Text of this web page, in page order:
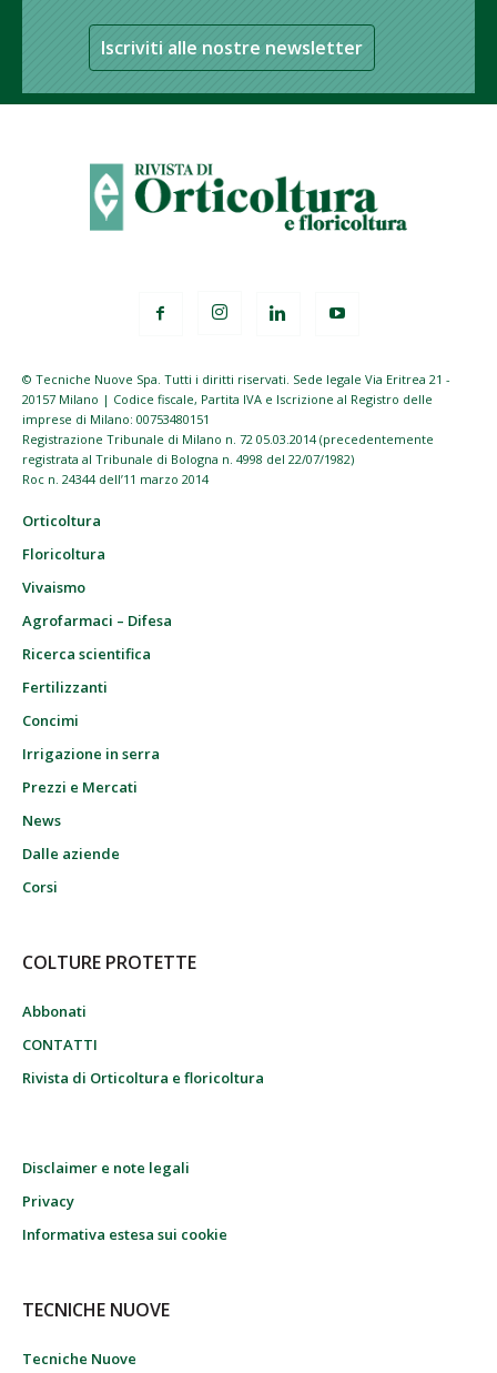
Iscriviti alle nostre newsletter
© Tecniche Nuove Spa. Tutti i diritti riservati. Sede legale Via Eritrea 21 -
20157 Milano | Codice fiscale, Partita IVA e Iscrizione al Registro delle
imprese di Milano: 00753480151
Registrazione Tribunale di Milano n. 72 05.03.2014 (precedentemente
registrata al Tribunale di Bologna n. 4998 del 22/07/1982)
Roc n. 24344 dell’11 marzo 2014
Orticoltura
Floricoltura
Vivaismo
Agrofarmaci – Difesa
Ricerca scientifica
Fertilizzanti
Concimi
Irrigazione in serra
Prezzi e Mercati
News
Dalle aziende
Corsi
COLTURE PROTETTE
Abbonati
CONTATTI
Rivista di Orticoltura e floricoltura
Disclaimer e note legali
Privacy
Informativa estesa sui cookie
TECNICHE NUOVE
Tecniche Nuove